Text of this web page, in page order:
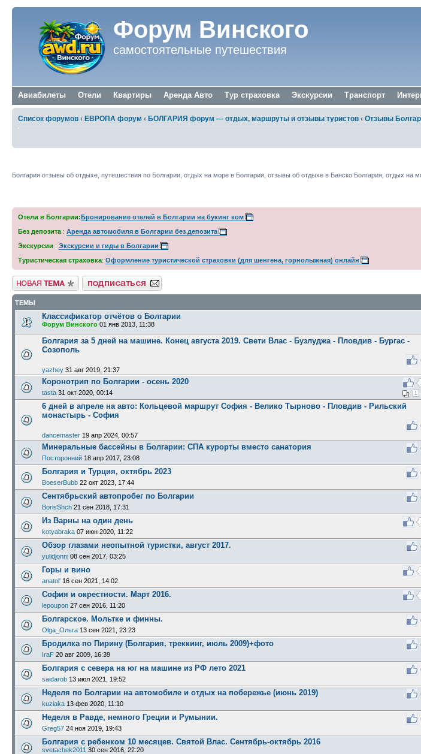
Форум Винского
самостоятельные путешествия
Авиабилеты Отели Квартиры Аренда Авто Тур страховка Экскурсии Транспорт
Список форумов ‹ ЕВРОПА форум ‹ БОЛГАРИЯ форум — отдых, маршруты и отзывы туристов ‹ Отзывы
Болгария отзывы об отдыхе, путешествия по Болгарии, отдых на море в Болгарии, отзывы об отдыхе в Банско Болгария, отдых на
Отели в Болгарии:Бронирование отелей в Болгарии на букинг ком
Без депозита : Аренда автомобиля в Болгарии без депозита
Экскурсии : Экскурсии и гиды в Болгарии
Туристическая страховка: Оформление туристической страховки (для шенгена, горнолыжная) онлайн
Новая тема Подписаться на форум
ТЕМЫ
Классификатор отчётов о Болгарии
Форум Винского 01 янв 2013, 11:38
Болгария за 5 дней на машине. Конец августа 2019. Свети Влас - Бузлуджа - Пловдив - Бургас -
Созополь
yazhey 31 авг 2019, 21:37
Коронотрип по Болгарии - осень 2020
1
tasta 31 окт 2020, 00:14
6 дней в апреле на авто: Кольцевой маршрут София - Велико Тырново - Пловдив - Рильский
монастырь - София
dancemaster 19 апр 2024, 00:57
Минеральные бассейны в Болгарии: СПА курорты вместо санатория
Посторонний 18 апр 2017, 23:08
Болгария и Турция, октябрь 2023
BoeserBubb 22 окт 2023, 17:44
Сентябрьский автопробег по Болгарии
BorisShch 21 сен 2018, 17:31
Из Варны на один день
kotyabraka 07 июн 2020, 11:22
Обзор глазами неопытной туристки, август 2017.
yulidjonni 08 сен 2017, 03:25
Горы и вино
anatol' 16 сен 2021, 14:02
София и окрестности. Март 2016.
lepoupon 27 сен 2016, 11:20
Болгарское. Мольтке и финны.
Olga_Ольга 13 сен 2021, 23:23
Бродилка по Пирину (Болгария, треккинг, июль 2009)+фото
IraF 20 авг 2009, 16:39
Болгария с севера на юг на машине из РФ лето 2021
saidarob 13 июл 2021, 19:52
Неделя по Болгарии на автомобиле и отдых на побережье (июнь 2019)
kuziaka 13 фев 2020, 11:10
Неделя в Равде, немного Греции и Румынии.
Greg57 24 ноя 2019, 19:43
Болгария с ребенком 10 месяцев. Святой Влас. Сентябрь-октябрь 2016
svetachek2011 30 сен 2016, 22:20